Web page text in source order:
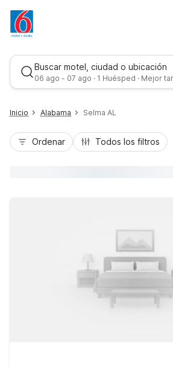
Buscar motel, ciudad o ubicación
06 ago - 07 ago · 1 Huésped · Mejor
Inicio Alabama Selma AL
Ordenar Todos los filtros